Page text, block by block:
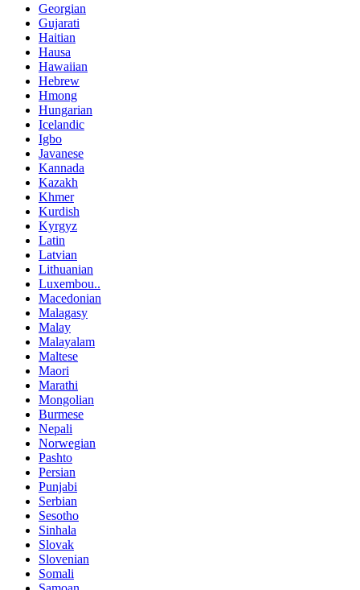
Georgian
Gujarati
Haitian
Hausa
Hawaiian
Hebrew
Hmong
Hungarian
Icelandic
Igbo
Javanese
Kannada
Kazakh
Khmer
Kurdish
Kyrgyz
Latin
Latvian
Lithuanian
Luxembou..
Macedonian
Malagasy
Malay
Malayalam
Maltese
Maori
Marathi
Mongolian
Burmese
Nepali
Norwegian
Pashto
Persian
Punjabi
Serbian
Sesotho
Sinhala
Slovak
Slovenian
Somali